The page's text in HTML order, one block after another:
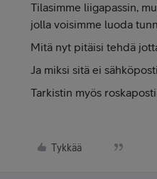
Tilasimme liigapassin,
jolla voisimme luoda
Mitä nyt pitäisi tehdä
Ja miksi sitä ei
Tarkistin myös
Tykkää